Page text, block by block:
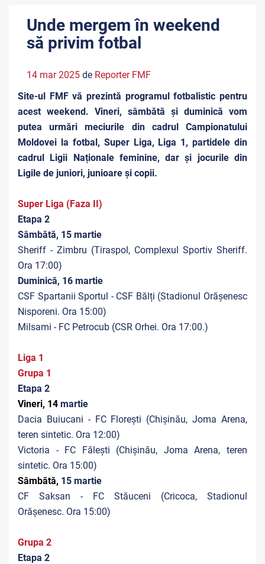
Unde mergem în weekend
să privim fotbal
14 mar 2025 de Reporter FMF
Site-ul FMF vă prezintă programul fotbalistic pentru
acest weekend. Vineri, sâmbătă și duminică vom
putea urmări meciurile din cadrul Campionatului
Moldovei la fotbal, Super Liga, Liga 1, partidele din
cadrul Ligii Naționale feminine, dar și jocurile din
Ligile de juniori, junioare și copii.
Super Liga (Faza II)
Etapa 2
Sâmbătă, 15 martie
Sheriff - Zimbru (Tiraspol, Complexul Sportiv Sheriff.
Ora 17:00)
Duminică, 16 martie
CSF Spartanii Sportul - CSF Bălți (Stadionul Orășenesc
Nisporeni. Ora 15:00)
Milsami - FC Petrocub (CSR Orhei. Ora 17:00.)
Liga 1
Grupa 1
Etapa 2
Vineri, 14 martie
Dacia Buiucani - FC Florești (Chișinău, Joma Arena,
teren sintetic. Ora 12:00)
Victoria - FC Fălești (Chișinău, Joma Arena, teren
sintetic. Ora 15:00)
Sâmbătă, 15 martie
CF Saksan - FC Stăuceni (Cricoca, Stadionul
Orășenesc. Ora 15:00)
Grupa 2
Etapa 2